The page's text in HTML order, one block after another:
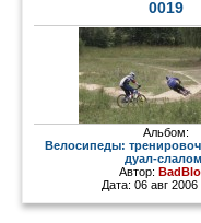
0019
Альбом:
Велосипеды:
дуал-
Автор:
Дата: 06 авг 2006